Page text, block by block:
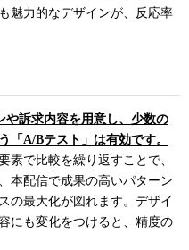
魅力的なデザインが、反応率
訴求内容を用意し、少数の
「A/Bテスト」は有効です。
素で比較を繰り返すことで、
本配信で成果の高いパターン
の最大化が図れます。デザイ
にも変化をつけると、精度の